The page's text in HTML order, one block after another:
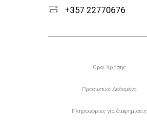
+357 22770676
Υποσέλιδο
Όροι Χρήσης
Προσωπικά Δεδομένα
Πληροφορίες για διαφημίσεις